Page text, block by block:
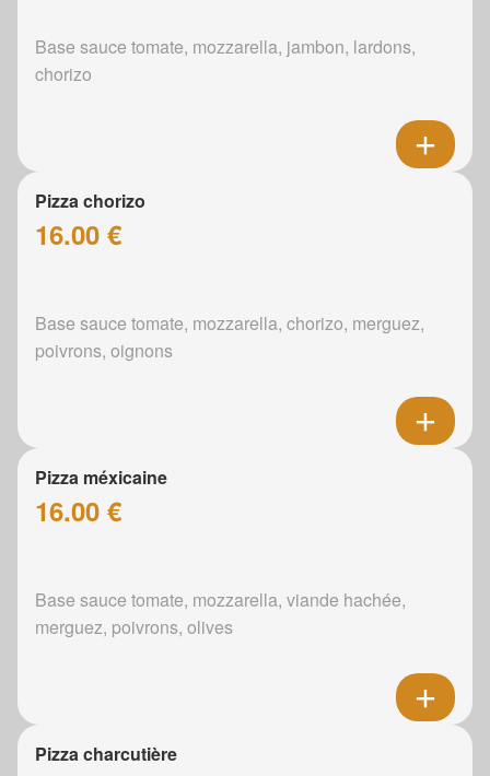
Base sauce tomate, mozzarella, jambon, lardons,
chorizo
Pizza chorizo
16.00 €
Base sauce tomate, mozzarella, chorizo, merguez,
poivrons, oignons
Pizza méxicaine
16.00 €
Base sauce tomate, mozzarella, viande hachée,
merguez, poivrons, olives
Pizza charcutière